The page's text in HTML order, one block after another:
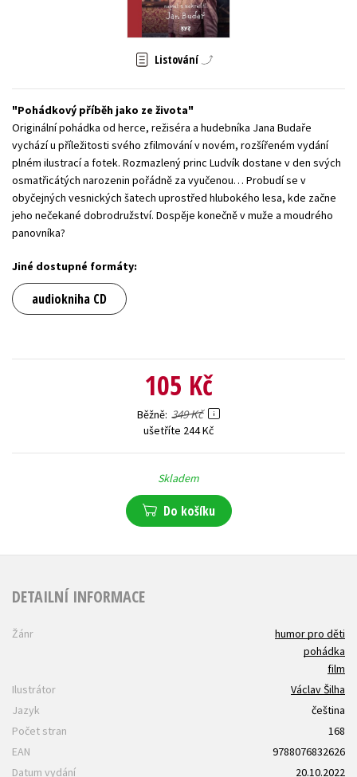
Zahraniční literatura
Všechny tituly
Listování
Pohádkový příběh jako ze života
Originální pohádka od herce, režiséra a hudebníka Jana Budaře
vychází u příležitosti svého zfilmování v novém, rozšířeném vydání
plném ilustrací a fotek. Rozmazlený princ Ludvík dostane v den svých
osmatřicátých narozenin pořádně za vyučenou… Probudí se v
obyčejných vesnických šatech uprostřed hlubokého lesa, kde začne
jeho nečekané dobrodružství. Dospěje konečně v muže a moudrého
panovníka?
Jiné dostupné formáty:
audiokniha CD
105 Kč
Běžně 349 Kč
ušetříte 244 Kč
Skladem
Do košíku
DETAILNÍ INFORMACE
Žánr
humor pro děti
pohádka
film
Ilustrátor
Václav Šilha
Jazyk
čeština
Počet stran
168
EAN
9788076832626
Datum vydání
20.10.2022